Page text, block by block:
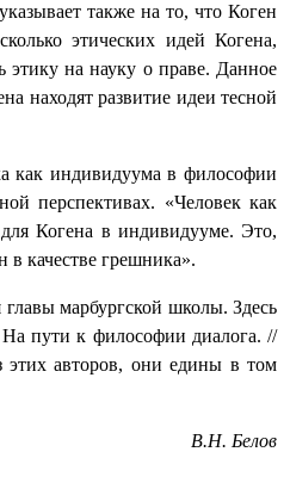
также на то, что Коген
этических идей Когена,
этику на науку о праве. Данное
находят развитие идеи тесной
как индивидуума в философии
перспективах. «Человек как
Когена в индивидууме. Это,
качестве грешника».
марбургской школы. Здесь
На пути к философии диалога. //
этих авторов, они едины в том
В.Н. Белов